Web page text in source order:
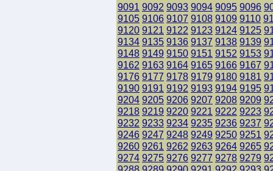
9091 9092 9093 9094 9095 9096
9105 9106 9107 9108 9109 9110
9120 9121 9122 9123 9124 9125
9134 9135 9136 9137 9138 9139
9148 9149 9150 9151 9152 9153
9162 9163 9164 9165 9166 9167
9176 9177 9178 9179 9180 9181
9190 9191 9192 9193 9194 9195
9204 9205 9206 9207 9208 9209
9218 9219 9220 9221 9222 9223
9232 9233 9234 9235 9236 9237
9246 9247 9248 9249 9250 9251
9260 9261 9262 9263 9264 9265
9274 9275 9276 9277 9278 9279